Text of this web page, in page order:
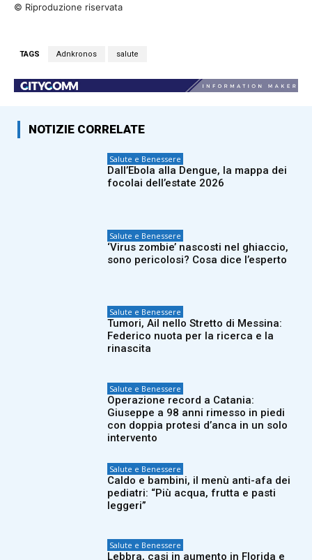
© Riproduzione riservata
TAGS Adnkronos salute
NOTIZIE CORRELATE
Salute e Benessere
Dall’Ebola alla Dengue, la mappa dei
focolai dell’estate 2026
Salute e Benessere
‘Virus zombie’ nascosti nel ghiaccio,
sono pericolosi? Cosa dice l’esperto
Salute e Benessere
Tumori, Ail nello Stretto di Messina:
Federico nuota per la ricerca e la
rinascita
Salute e Benessere
Operazione record a Catania:
Giuseppe a 98 anni rimesso in piedi
con doppia protesi d’anca in un solo
intervento
Salute e Benessere
Caldo e bambini, il menù anti-afa dei
pediatri: “Più acqua, frutta e pasti
leggeri”
Salute e Benessere
Lebbra, casi in aumento in Florida e